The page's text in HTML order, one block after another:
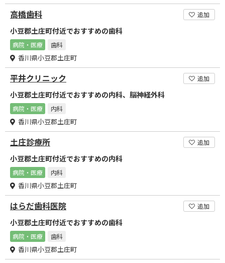
高橋歯科 追加
小豆郡土庄町付近でおすすめの歯科
病院・医療 歯科
香川県小豆郡土庄町
平井クリニック 追加
小豆郡土庄町付近でおすすめの内科、脳神経外科
病院・医療 内科
香川県小豆郡土庄町
土庄診療所 追加
小豆郡土庄町付近でおすすめの内科
病院・医療 内科
香川県小豆郡土庄町
はらだ歯科医院 追加
小豆郡土庄町付近でおすすめの歯科
病院・医療 歯科
香川県小豆郡土庄町